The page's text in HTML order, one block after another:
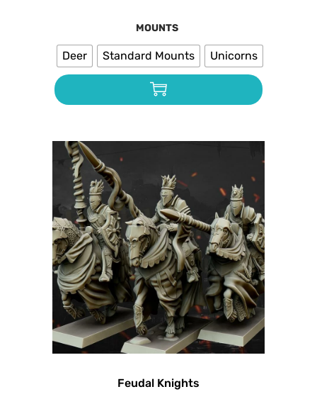
MOUNTS
Deer Standard Mounts Unicorns
Feudal Knights